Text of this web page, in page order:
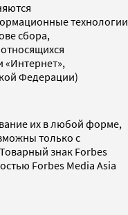
технологии
сбора,
«Интернет»,
Федерации)
их в любой форме,
только с
знак Forbes
Forbes Media Asia